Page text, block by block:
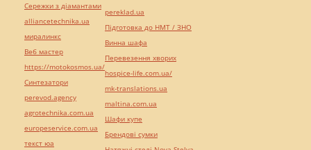
Сережки з діамантами
alliancetechnika.ua
миралинкс
Веб мастер
https://motokosmos.ua/
Синтезатори
perevod.agency
agrotechnika.com.ua
europeservice.com.ua
текст юа
pereklad.ua
Підготовка до НМТ / ЗНО
Винна шафа
Перевезення хворих
hospice-life.com.ua/
mk-translations.ua
maltina.com.ua
Шафи купе
Брендові сумки